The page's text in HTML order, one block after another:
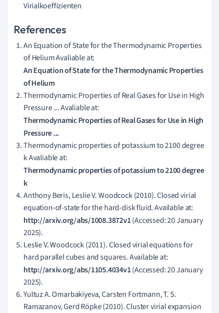
Virialkoeffizienten
References
An Equation of State for the Thermodynamic Properties
of Helium Avaliable at:
An Equation of State for the Thermodynamic Properties
of Helium
Thermodynamic Properties of Real Gases for Use in High
Pressure ... Avaliable at:
Thermodynamic Properties of Real Gases for Use in High
Pressure ...
Thermodynamic properties of potassium to 2100 degree
k Avaliable at:
Thermodynamic properties of potassium to 2100 degree
k
Anthony Beris, Leslie V. Woodcock (2010). Closed virial
equation-of-state for the hard-disk fluid. Available at:
http://arxiv.org/abs/1008.3872v1(Accessed: 20 January
2025).
Leslie V. Woodcock (2011). Closed virial equations for
hard parallel cubes and squares. Available at:
http://arxiv.org/abs/1105.4034v1(Accessed: 20 January
2025).
Yultuz A. Omarbakiyeva, Carsten Fortmann, T. S.
Ramazanov, Gerd Röpke (2010). Cluster virial expansion